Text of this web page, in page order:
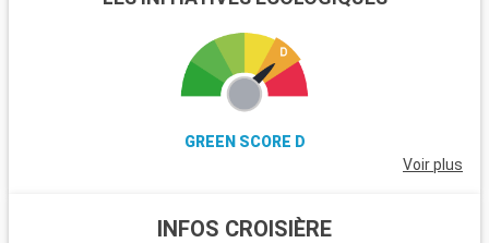
GREEN SCORE D
Voir plus
INFOS CROISIÈRE